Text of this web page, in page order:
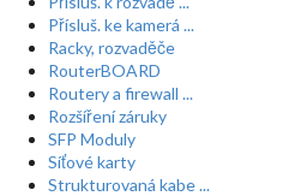
Přísluš. ke kamerá ...
Racky, rozvaděče
RouterBOARD
Routery a firewall ...
Rozšíření záruky
SFP Moduly
Síťové karty
Strukturovaná kabe ...